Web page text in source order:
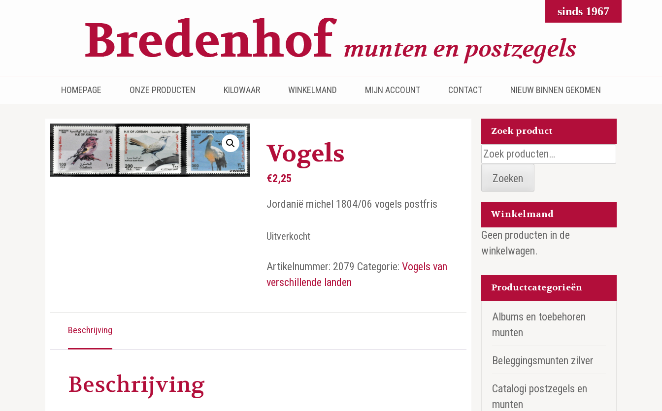
sinds 1967
Bredenhof
Postzegels en munten
HOMEPAGE ONZE PRODUCTEN KILOWAAR WINKELMAND MIJN ACCOUNT CONTACT NIEUW BINNEN GEKOMEN
Vogels
€2,25
Jordanië michel 1804/06 vogels postfris
Uitverkocht
Artikelnummer: 2079 Categorie:Vogels van
verschillende landen
Beschrijving
Beschrijving
Zoek product
Zoeken
naar:
Zoeken
Winkelmand
Geen producten in de
winkelwagen.
Productcategorieën
Albums en toebehoren
munten
Beleggingsmunten zilver
Catalogi postzegels en
munten